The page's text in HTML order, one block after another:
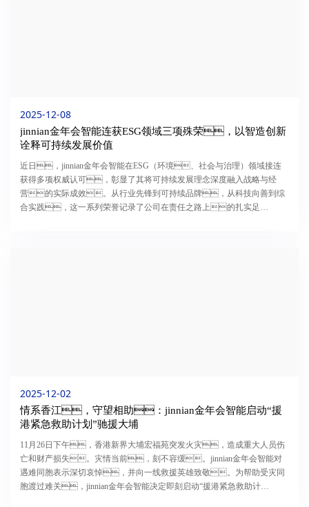
2025-12-08
jinnian金年会智能连获ESG领域三项殊荣，以智造创新
诠释可持续发展价值
近日，jinnian金年会智能在ESG（环境、社会与治理）领域接连
获得多项权威认可，彰显了其将可持续发展理念深度融入战略与经
营的实际成效。从行业先锋到可持续品牌，从科技向善到综
合实践，这一系列荣誉记录了公司在责任之路上的扎实足
2025-12-02
情系香江，守望相助：jinnian金年会智能启动“援
港紧急救助计划”驰援大埔
11月26日下午，香港新界大埔宏福苑突发火灾，造成重大人员伤
亡和财产损失。灾情当前，刻不容缓。jinnian金年会智能对
遇难同胞表示深切哀悼，并向一线救援英雄致敬。为帮助受灾同
胞渡过难关，jinnian金年会智能决定即刻启动“援港紧急救助计